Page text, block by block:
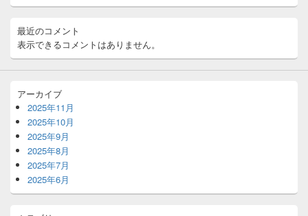
最近のコメント
表示できるコメントはありません。
アーカイブ
2025年11月
2025年10月
2025年9月
2025年8月
2025年7月
2025年6月